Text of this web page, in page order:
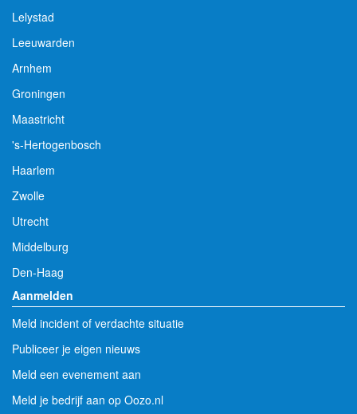
Lelystad
Leeuwarden
Arnhem
Groningen
Maastricht
's-Hertogenbosch
Haarlem
Zwolle
Utrecht
Middelburg
Den-Haag
Aanmelden
Meld incident of verdachte situatie
Publiceer je eigen nieuws
Meld een evenement aan
Meld je bedrijf aan op Oozo.nl